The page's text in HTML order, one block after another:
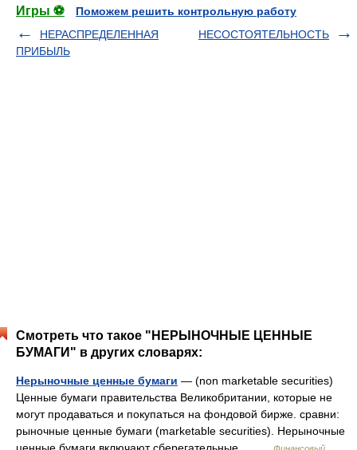
Игры ⚽
Поможем решить контрольную работу
НЕРАСПРЕДЕЛЕННАЯ
ПРИБЫЛЬ
НЕСОСТОЯТЕЛЬНОСТЬ
Смотреть что такое "НЕРЫНОЧНЫЕ ЦЕННЫЕ
БУМАГИ" в других словарях:
Нерыночные ценные бумаги — (non marketable securities)
Ценные бумаги правительства Великобритании, которые не
могут продаваться и покупаться на фондовой бирже. сравни:
рыночные ценные бумаги (marketable securities). Нерыночные